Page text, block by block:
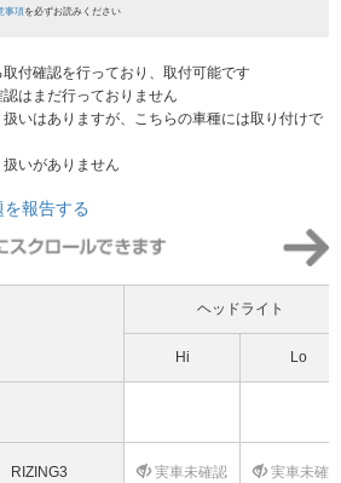
事項を必ずお読みください
取付確認を行っており、取付可能です
認はまだ行っておりません
扱いはありますが、こちらの車種には取り付けで
いがありません
報告する
ヘッドライト
Hi Lo
RIZING3 実車未確認 実車未確